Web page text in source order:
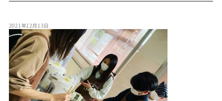
2021年12月13日